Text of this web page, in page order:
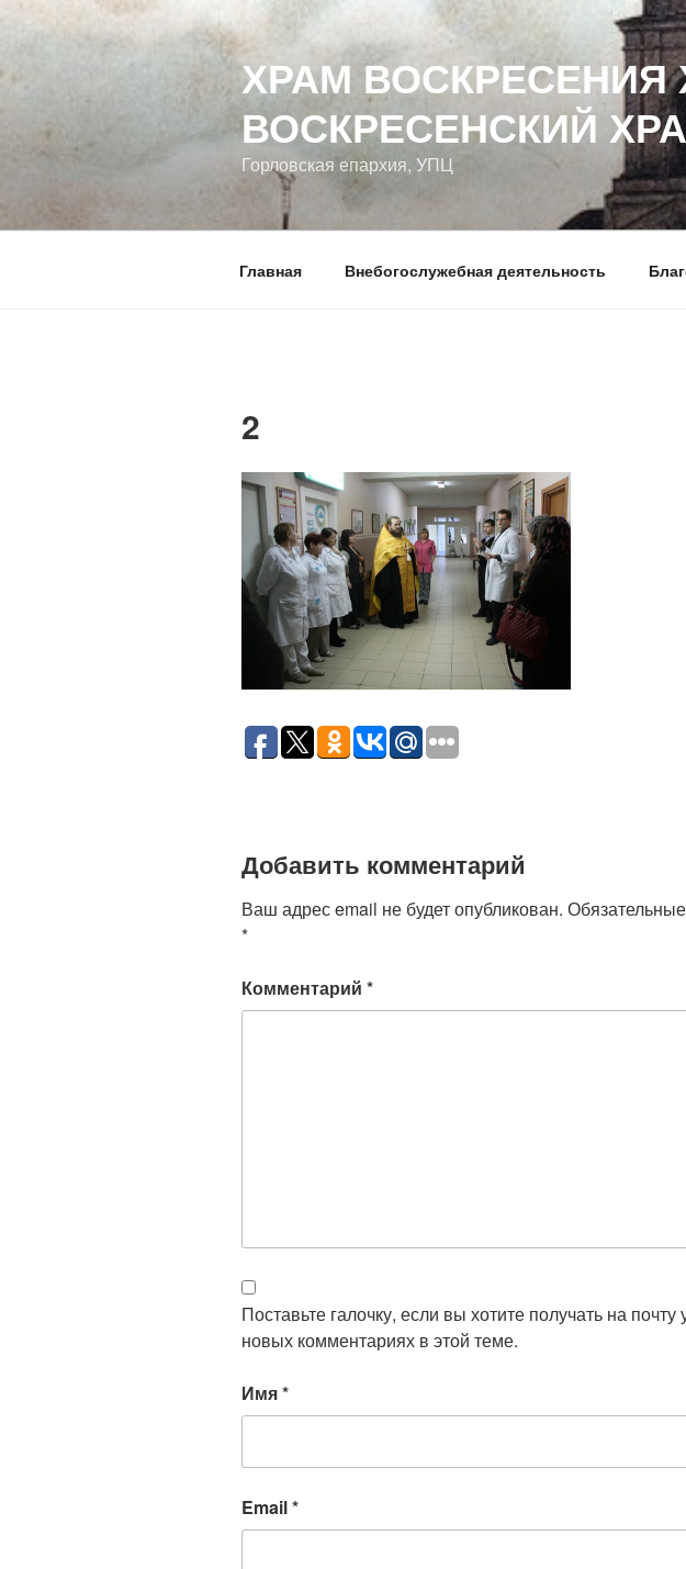
содержимому
ХРАМ ВОСКРЕСЕНИЯ
ВОСКРЕСЕНСКИЙ
Горловская епархия, УПЦ
Главная Внебогослужебная деятельность
2
Добавить комментарий
Ваш адрес email не будет опубликован.
*
Комментарий *
Поставьте галочку, если вы хотите получать на
новых комментариях в этой теме.
Имя*
Email*